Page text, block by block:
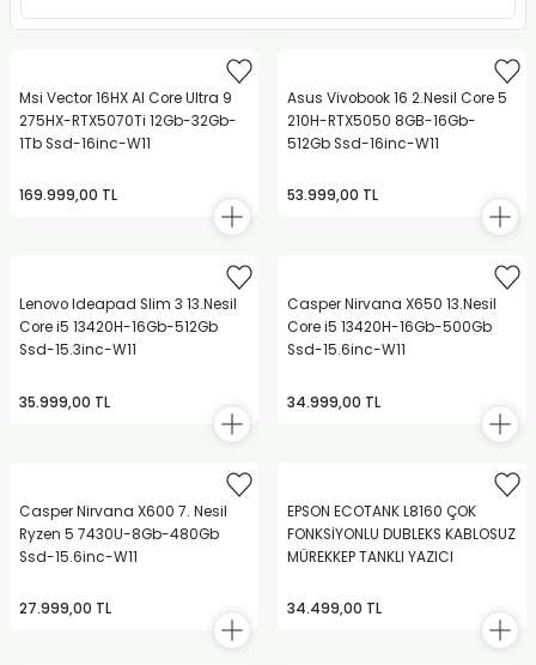
Msi Vector 16HX AI Core Ultra 9
275HX-RTX5070Ti 12Gb-32Gb-
1Tb Ssd-16inc-W11
169.999,00 TL
Asus Vivobook 16 2.Nesil Core 5
210H-RTX5050 8GB-16Gb-
512Gb Ssd-16inc-W11
53.999,00 TL
Lenovo Ideapad Slim 3 13.Nesil
Core i5 13420H-16Gb-512Gb
Ssd-15.3inc-W11
35.999,00 TL
Casper Nirvana X650 13.Nesil
Core i5 13420H-16Gb-500Gb
Ssd-15.6inc-W11
34.999,00 TL
Casper Nirvana X600 7. Nesil
Ryzen 5 7430U-8Gb-480Gb
Ssd-15.6inc-W11
27.999,00 TL
EPSON ECOTANK L8160 ÇOK
FONKSİYONLU DUBLEKS KABLOSUZ
MÜREKKEP TANKLI YAZICI
34.499,00 TL